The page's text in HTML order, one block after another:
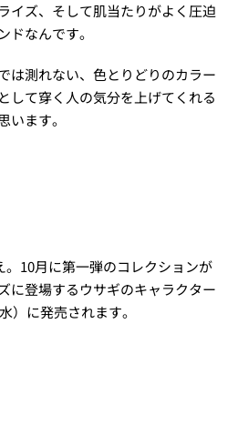
イズ、そして肌当たりがよく圧迫
なんです。
は測れない、色とりどりのカラー
して穿く人の気分を上げてくれる
ます。
10月に第一弾のコレクションが
に登場するウサギのキャラクター
）に発売されます。